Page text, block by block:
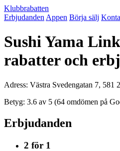
Klubbrabatten
Erbjudanden Appen Börja sälj
Sushi Yama
rabatter och
Adress: Västra Svedengatan 7,
Betyg: 3.6 av 5 (64 omdömen på
Erbjudanden
2 för 1